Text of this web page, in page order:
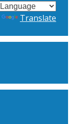
Translate